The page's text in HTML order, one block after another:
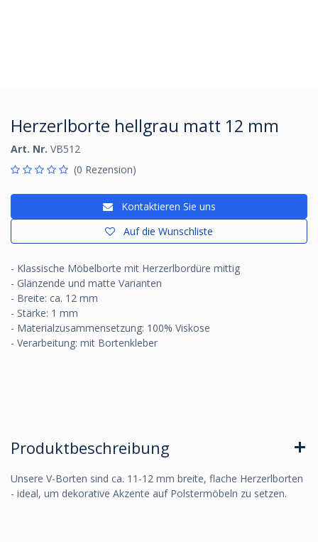
Herzerlborte hellgrau matt 12 mm
Art. Nr. VB512
(0 Rezension)
Kontaktieren Sie uns
Auf die Wunschliste
- Klassische Möbelborte mit Herzerlbordüre mittig
- Glänzende und matte Varianten
- Breite: ca. 12 mm
- Stärke: 1 mm
- Materialzusammensetzung: 100% Viskose
- Verarbeitung: mit Bortenkleber
Produktbeschreibung
Unsere V-Borten sind ca. 11-12 mm breite, flache Herzerlborten
- ideal, um dekorative Akzente auf Polstermöbeln zu setzen.